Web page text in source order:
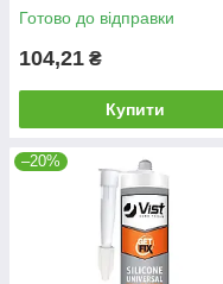
Готово до відправки
104,21 ₴
Купити
–20%